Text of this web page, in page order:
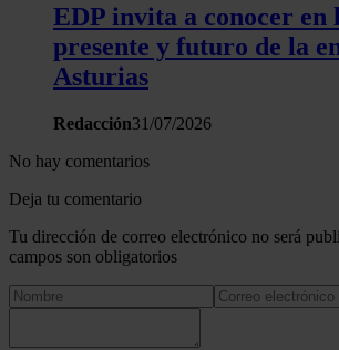
EDP invita a conocer
presente y futuro de la
Asturias
Redacción31/07/2026
No hay comentarios
Deja tu comentario
Tu dirección de correo electrónico no será
campos son obligatorios